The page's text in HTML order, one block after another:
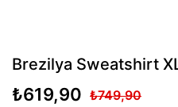
Brezilya Sweatshirt
₺619,90 ₺749,90